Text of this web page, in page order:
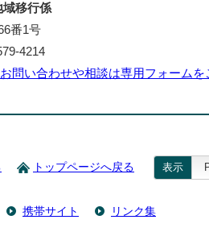
域移行係
番1号
4214
問い合わせや相談は専用フォームを
トップページへ戻る 表示
携帯サイト リンク集